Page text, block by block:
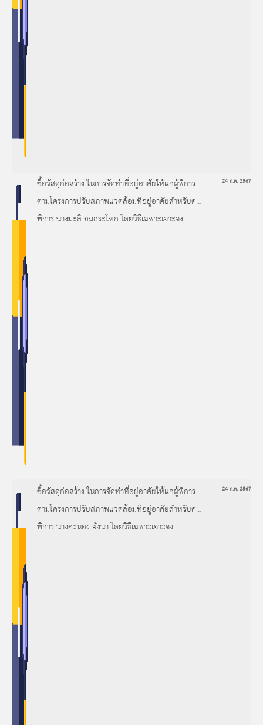
ซื้อวัสดุก่อสร้าง ในการจัดทำที่อยู่อาศัยให้แก่ผู้พิการ
ตามโครงการปรับสภาพแวดล้อมที่อยู่อาศัยสำหรับคน
พิการ นางมะลิ อมกระโทก โดยวิธีเฉพาะเจาะจง
24 ก.ค. 2567
ซื้อวัสดุก่อสร้าง ในการจัดทำที่อยู่อาศัยให้แก่ผู้พิการ
ตามโครงการปรับสภาพแวดล้อมที่อยู่อาศัยสำหรับคน
พิการ นางคะนอง ยั่งนา โดยวิธีเฉพาะเจาะจง
24 ก.ค. 2567